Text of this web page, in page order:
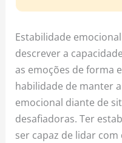
Estabilidade
descrever a
as emoções de forma
habilidade de manter
emocional diante de
desafiadoras. Ter
ser capaz de lidar